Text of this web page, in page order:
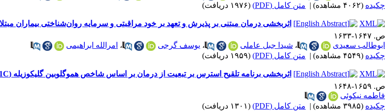
چکیده (۴۰۶۲ مشاهده) | متن کامل (PDF) (۱۹۷۶ دریافت)
اثربخشی درمان مبتنی بر پذیرش و تعهد بر خود مراقبتی و سرمایه روان‌شناختی بیماران
ص. ۱۶۴۷-۱۶۳۳
ابوطالب سعیدی
، شیدا جبل عاملی ، یوسف گرجی ، امرالله ابراهیمی
چکیده (۴۵۴۹ مشاهده) | متن کامل (PDF) (۱۹۵۹ دریافت)
اثربخشی برنامه تلقیح استرس بر تبعیت از درمان بر اساس شاخص هموگلوبین گلیکوزیله (A1C) در مبتلایان به دیابت نوع دو
ص. ۱۶۵۹-۱۶۴۸
فاطمه نیکوئی
چکیده (۳۹۸۵ مشاهده) | متن کامل (PDF) (۱۳۰۱ دریافت)